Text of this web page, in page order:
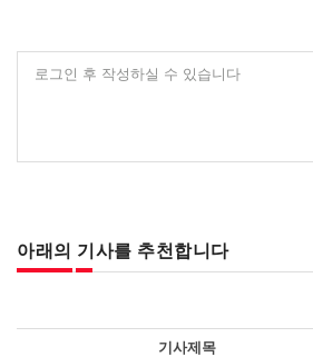
로그인 후 작성하실 수 있습니다
아래의 기사를 추천합니다
기사제목